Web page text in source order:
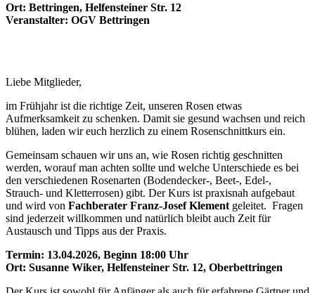
Ort: Bettringen, Helfensteiner Str. 12
Veranstalter: OGV Bettringen
Liebe Mitglieder,
im Frühjahr ist die richtige Zeit, unseren Rosen etwas
Aufmerksamkeit zu schenken. Damit sie gesund wachsen und reich
blühen, laden wir euch herzlich zu einem Rosenschnittkurs ein.
Gemeinsam schauen wir uns an, wie Rosen richtig geschnitten
werden, worauf man achten sollte und welche Unterschiede es bei
den verschiedenen Rosenarten (Bodendecker-, Beet-, Edel-,
Strauch- und Kletterrosen) gibt. Der Kurs ist praxisnah aufgebaut
und wird von Fachberater Franz-Josef Klement geleitet. Fragen
sind jederzeit willkommen und natürlich bleibt auch Zeit für
Austausch und Tipps aus der Praxis.
Termin: 13.04.2026, Beginn 18:00 Uhr
Ort: Susanne Wiker, Helfensteiner Str. 12, Oberbettringen